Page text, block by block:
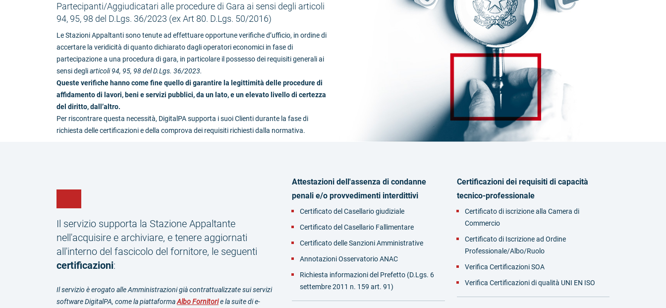
Partecipanti/Aggiudicatari alle procedure di Gara ai sensi degli articoli
94, 95, 98 del D.Lgs. 36/2023 (ex Art 80. D.Lgs. 50/2016)
Le Stazioni Appaltanti sono tenute ad effettuare opportune verifiche d’ufficio, in ordine di
accertare la veridicità di quanto dichiarato dagli operatori economici in fase di
partecipazione a una procedura di gara, in particolare il possesso dei requisiti generali ai
sensi degliarticoli 94, 95, 98 del D.Lgs. 36/2023.
Queste verifiche hanno come fine quello di garantire la legittimità delle procedure di
affidamento di lavori, beni e servizi pubblici, da un lato, e un elevato livello di certezza
del diritto, dall’altro.
Per riscontrare questa necessità, DigitalPA supporta i suoi Clienti durante la fase di
richiesta delle certificazioni e della comprova dei requisiti richiesti dalla normativa.
Il servizio supporta la Stazione Appaltante
nell'acquisire e archiviare, e tenere aggiornati
all'interno del fascicolo del fornitore, le seguenti
certificazioni:
Il servizio è erogato alle Amministrazioni già contrattualizzate sui servizi
software DigitalPA, come la piattaformaAlbo Fornitorie la suite di e-
Attestazioni dell'assenza di condanne
penali e/o provvedimenti interdittivi
Certificato del Casellario giudiziale
Certificato del Casellario Fallimentare
Certificato delle Sanzioni Amministrative
Annotazioni Osservatorio ANAC
Richiesta informazioni del Prefetto (D.Lgs. 6
settembre 2011 n. 159 art. 91)
Certificazioni dei requisiti di capacità
tecnico-professionale
Certificato di iscrizione alla Camera di
Commercio
Certificato di Iscrizione ad Ordine
Professionale/Albo/Ruolo
Verifica Certificazioni SOA
Verifica Certificazioni di qualità UNI EN ISO